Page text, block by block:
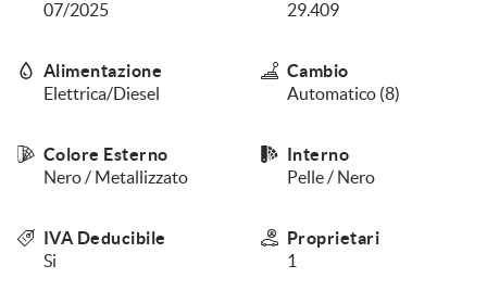
07/2025
29.409
Alimentazione
Elettrica/Diesel
Cambio
Automatico (8)
Colore Esterno
Nero / Metallizzato
Interno
Pelle / Nero
IVA Deducibile
Si
Proprietari
1
questi
di
tracciamento
alla
cookie
rivedere